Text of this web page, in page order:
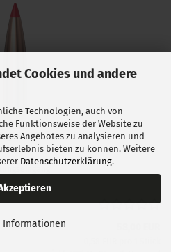
Cookies und andere
Technologien, auch von
Funktionsweise der Website zu
Angebotes zu analysieren und
bieten zu können. Weitere
Datenschutzerklärung.
Informationen
gr 100 Stück